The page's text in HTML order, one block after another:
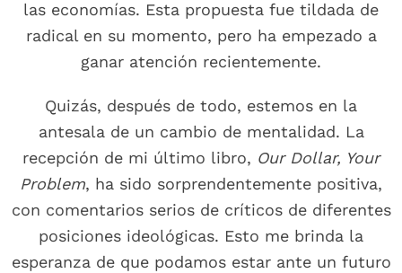
las economías. Esta propuesta fue tildada de
radical en su momento, pero ha empezado a
ganar atención recientemente.
Quizás, después de todo, estemos en la
antesala de un cambio de mentalidad. La
recepción de mi último libro, Our Dollar, Your
Problem, ha sido sorprendentemente positiva,
con comentarios serios de críticos de diferentes
posiciones ideológicas. Esto me brinda la
esperanza de que podamos estar ante un futuro